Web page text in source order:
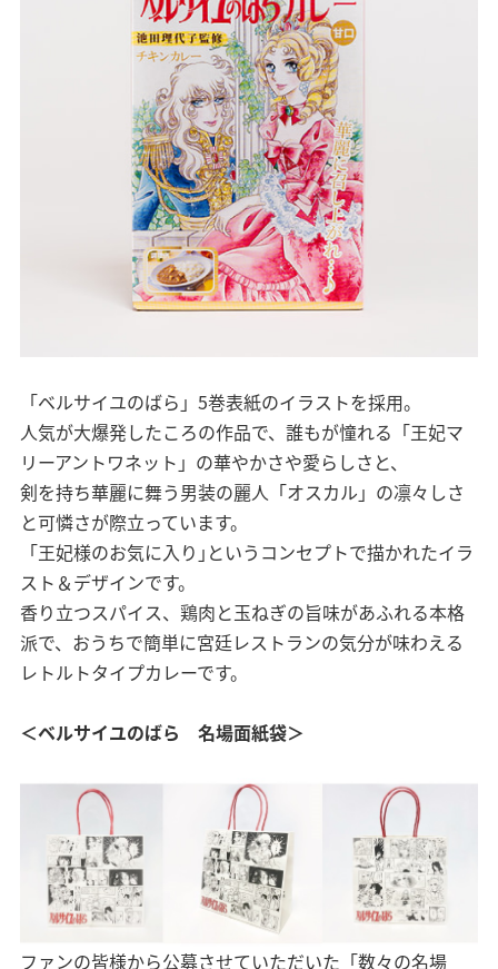
「ベルサイユのばら」5巻表紙のイラストを採用。
⼈気が⼤爆発したころの作品で、誰もが憧れる「王妃マ
リーアントワネット」の華やかさや愛らしさと、
剣を持ち華麗に舞う男装の麗⼈「オスカル」の凛々しさ
と可憐さが際⽴っています。
「王妃様のお気に⼊り｣というコンセプトで描かれたイラ
スト＆デザインです。
香り立つスパイス、鶏肉と玉ねぎの旨味があふれる本格
派で、おうちで簡単に宮廷レストランの気分が味わえる
レトルトタイプカレーです。
＜ベルサイユのばら 名場面紙袋＞
ファンの皆様から公募させていただいた「数々の名場